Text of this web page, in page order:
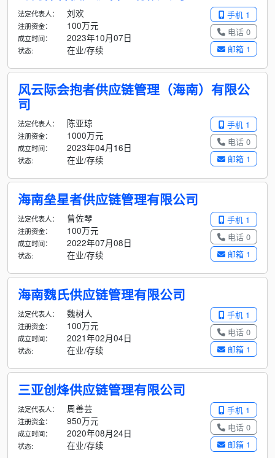
手机 1
电话 0
邮箱 1
法定代表人： 刘欢
注册资金： 100万元
成立时间： 2023年10月07日
状态: 在业/存续
风云际会抱者供应链管理（海南）有限公
司
手机 1
电话 0
邮箱 1
法定代表人： 陈亚琼
注册资金： 1000万元
成立时间： 2023年04月16日
状态: 在业/存续
海南垒星者供应链管理有限公司
手机 1
电话 0
邮箱 1
法定代表人： 曾佐琴
注册资金： 100万元
成立时间： 2022年07月08日
状态: 在业/存续
海南魏氏供应链管理有限公司
手机 1
电话 0
邮箱 1
法定代表人： 魏树人
注册资金： 100万元
成立时间： 2021年02月04日
状态: 在业/存续
三亚创烽供应链管理有限公司
手机 1
电话 0
邮箱 1
法定代表人： 周善芸
注册资金： 950万元
成立时间： 2020年08月24日
状态: 在业/存续